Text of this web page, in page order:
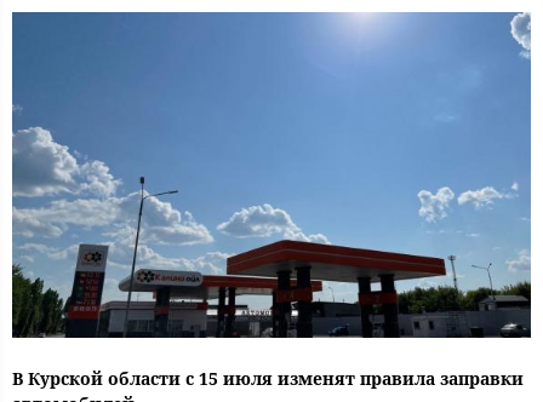
В Курской области с 15 июля изменят правила заправки